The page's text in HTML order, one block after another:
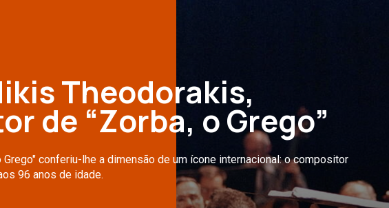
Theodorakis,
de “Zorba, o Grego”
Grego" conferiu-lhe a dimensão de um ícone internacional: o compositor
96 anos de idade.